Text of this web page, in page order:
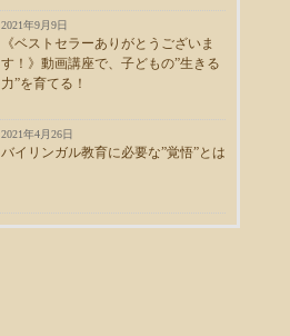
2021年9月9日
《ベストセラーありがとうございま
す！》動画講座で、子どもの”生きる
力”を育てる！
2021年4月26日
バイリンガル教育に必要な”覚悟”とは